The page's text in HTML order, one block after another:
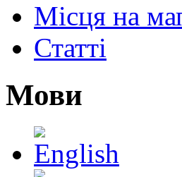
Місця на
Статті
Мови